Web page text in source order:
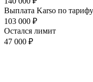
Выплата Karso по тарифу
103 000 ₽
Остался лимит
47 000 ₽